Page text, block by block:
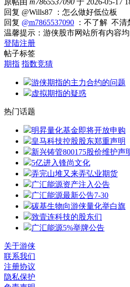
回复 @Wills87 ：怎么做好低位板
回复 @m7865537090 ：不了解 不
温馨提示：游侠股市网站所有内容
登陆注册
帖子标签
期指 指数竞猜
游侠期指的主力合约的问题
虚拟期指的疑惑
热门话题
明昇量化基金即将开放申购
皇马科技控股股东郑重声明
新兴铸管800175股价维护声
5亿进入锋尚文化
弄完山堆又来弄弘业期货
广汇能源资产注入公告
广汇能源最新公告7-30
碳基生物向游侠量化举白旗
致壹连科技的股东们
广汇能源5%举牌公告
关于游侠
联系我们
注册协议
隐私保护